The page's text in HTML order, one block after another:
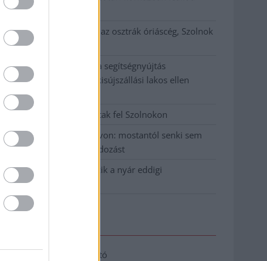
klíma
Átszervezi működését az osztrák óriáscég, Szolnok
is érintett
Tragédiába torkollott a segítségnyújtás
elmulasztása, három kisújszállási lakos ellen
emeltek vádat
Hatalmas lángok csaptak fel Szolnokon
Vízitraffipax a Tisza-tavon: mostantól senki sem
úszhatja meg a száguldozást
Szolnokra is megérkezik a nyár eddigi
legkeményebb napja
Adatkezelési tájékoztató